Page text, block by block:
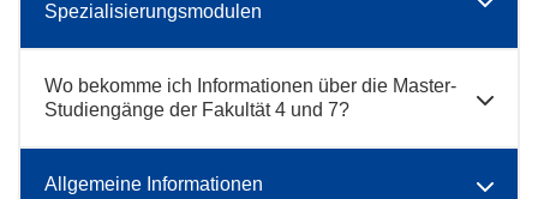
Spezialisierungsmodulen
Wo bekomme ich Informationen über die Master-
Studiengänge der Fakultät 4 und 7?
Allgemeine Informationen